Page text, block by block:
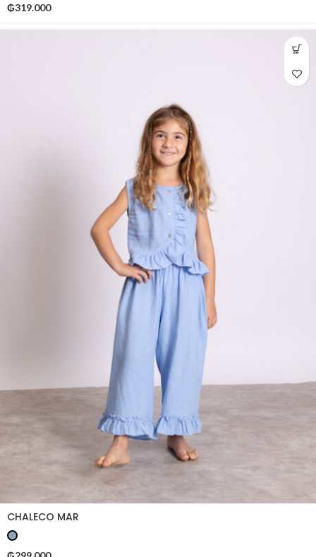
₲319.000
CHALECO MAR